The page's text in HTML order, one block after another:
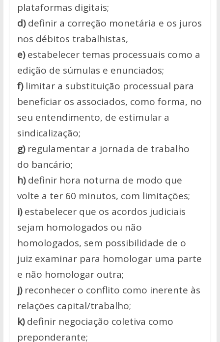
plataformas digitais;
d)definir a correção monetária e os juros
nos débitos trabalhistas,
e)estabelecer temas processuais como a
edição de súmulas e enunciados;
f)limitar a substituição processual para
beneficiar os associados, como forma, no
seu entendimento, de estimular a
sindicalização;
g)regulamentar a jornada de trabalho
do bancário;
h)definir hora noturna de modo que
volte a ter 60 minutos, com limitações;
i)estabelecer que os acordos judiciais
sejam homologados ou não
homologados, sem possibilidade de o
juiz examinar para homologar uma parte
e não homologar outra;
j)reconhecer o conflito como inerente às
relações capital/trabalho;
k)definir negociação coletiva como
preponderante;